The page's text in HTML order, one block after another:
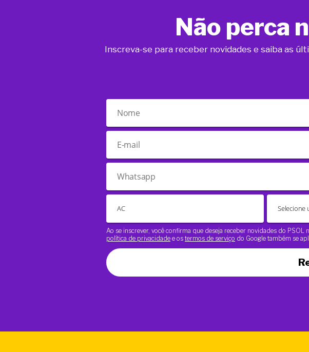
Não perca
Inscreva-se para receber novidades e saiba as
Ao se inscrever, você confirma que deseja receber novidades do PSOL
política de privacidade e os termos de serviço do Google também se